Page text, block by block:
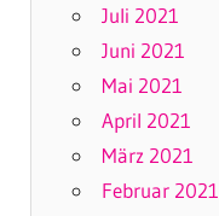
Juli 2021
Juni 2021
Mai 2021
April 2021
März 2021
Februar 2021